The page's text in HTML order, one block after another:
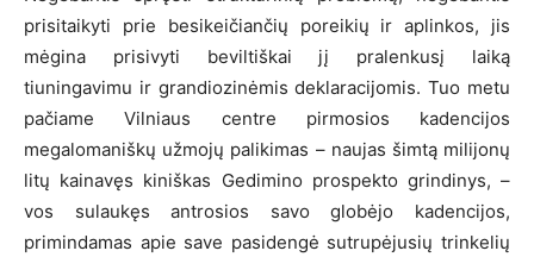
prisitaikyti prie besikeičiančių poreikių ir aplinkos, jis
mėgina prisivyti beviltiškai jį pralenkusį laiką
tiuningavimu ir grandiozinėmis deklaracijomis. Tuo metu
pačiame Vilniaus centre pirmosios kadencijos
megalomaniškų užmojų palikimas – naujas šimtą milijonų
litų kainavęs kiniškas Gedimino prospekto grindinys, –
vos sulaukęs antrosios savo globėjo kadencijos,
primindamas apie save pasidengė sutrupėjusių trinkelių